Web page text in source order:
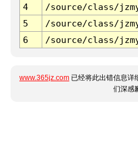
4
/source/class/
5
/source/class/
6
/source/class/
www.365jz.com 已经将此出错信息详
们深感